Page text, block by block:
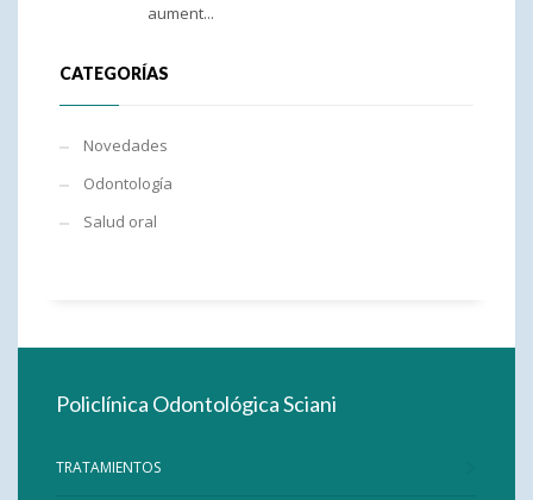
aument...
CATEGORÍAS
Novedades
Odontología
Salud oral
Policlínica Odontológica Sciani
TRATAMIENTOS